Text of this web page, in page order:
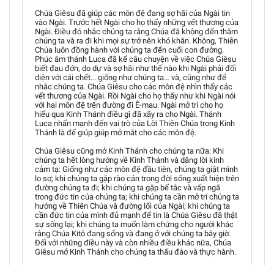
Chúa Giêsu đã giúp các môn đệ đang sợ hãi của Ngài tin
vào Ngài. Trước hết Ngài cho họ thấy những vết thương của
Ngài. Điều đó nhắc chúng ta rằng Chúa đã không đến thăm
chúng ta và ra đi khi mọi sự trở nên khó khăn. Không, Thiên
Chúa luôn đồng hành với chúng ta đến cuối con đường.
Phúc âm thánh Luca đã kể câu chuyện về việc Chúa Giêsu
biết đau đớn, do dự và sợ hãi như thế nào khi Ngài phải đối
diện với cái chết... giống như chúng ta… và, cũng như để
nhắc chúng ta. Chúa Giêsu cho các môn đệ nhìn thấy các
vết thương của Ngài. Rồi Ngài cho họ thấy như khi Ngài nói
với hai môn đệ trên đường đi Ê-mau. Ngài mở trí cho họ
hiểu qua Kinh Thánh điều gì đã xãy ra cho Ngài. Thánh
Luca nhấn mạnh đến vai trò của Lời Thiên Chúa trong Kinh
Thánh là để giúp giúp mở mắt cho các môn đệ.
Chúa Giêsu cũng mở Kinh Thánh cho chúng ta nữa: Khi
chúng ta hết lòng hướng về Kinh Thánh và dâng lời kinh
cảm tạ: Giống như các môn đệ đầu tiên, chúng ta giật mình
lo sợ; khi chúng ta gặp rào cản trong đời sống xuất hiện trên
đường chúng ta đi; khi chúng ta gặp bế tắc và vấp ngã
trong đức tin của chúng ta; khi chúng ta cần mở trí chúng ta
hướng về Thiên Chúa và đường lối của Ngài; khi chúng ta
cần đức tin của mình đủ mạnh để tin là Chúa Giêsu đã thật
sự sống lại; khi chúng ta muốn làm chứng cho người khác
rằng Chúa Kitô đang sống và đang ở với chúng ta bây giờ.
Đối với những điều này và còn nhiều điều khác nữa, Chúa
Giêsu mở Kinh Thánh cho chúng ta thấu đáo và thực hành.